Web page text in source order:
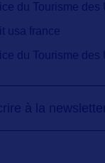
du Tourisme des
usa france
du Tourisme des
à la newsletter